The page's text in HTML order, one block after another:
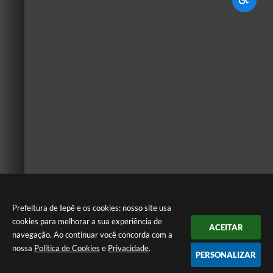
Prefeitura de Iepê e os cookies: nosso site usa
cookies para melhorar a sua experiência de
navegação. Ao continuar você concorda com a
nossa Política de Cookies e Privacidade.
ACEITAR
PERSONALIZAR